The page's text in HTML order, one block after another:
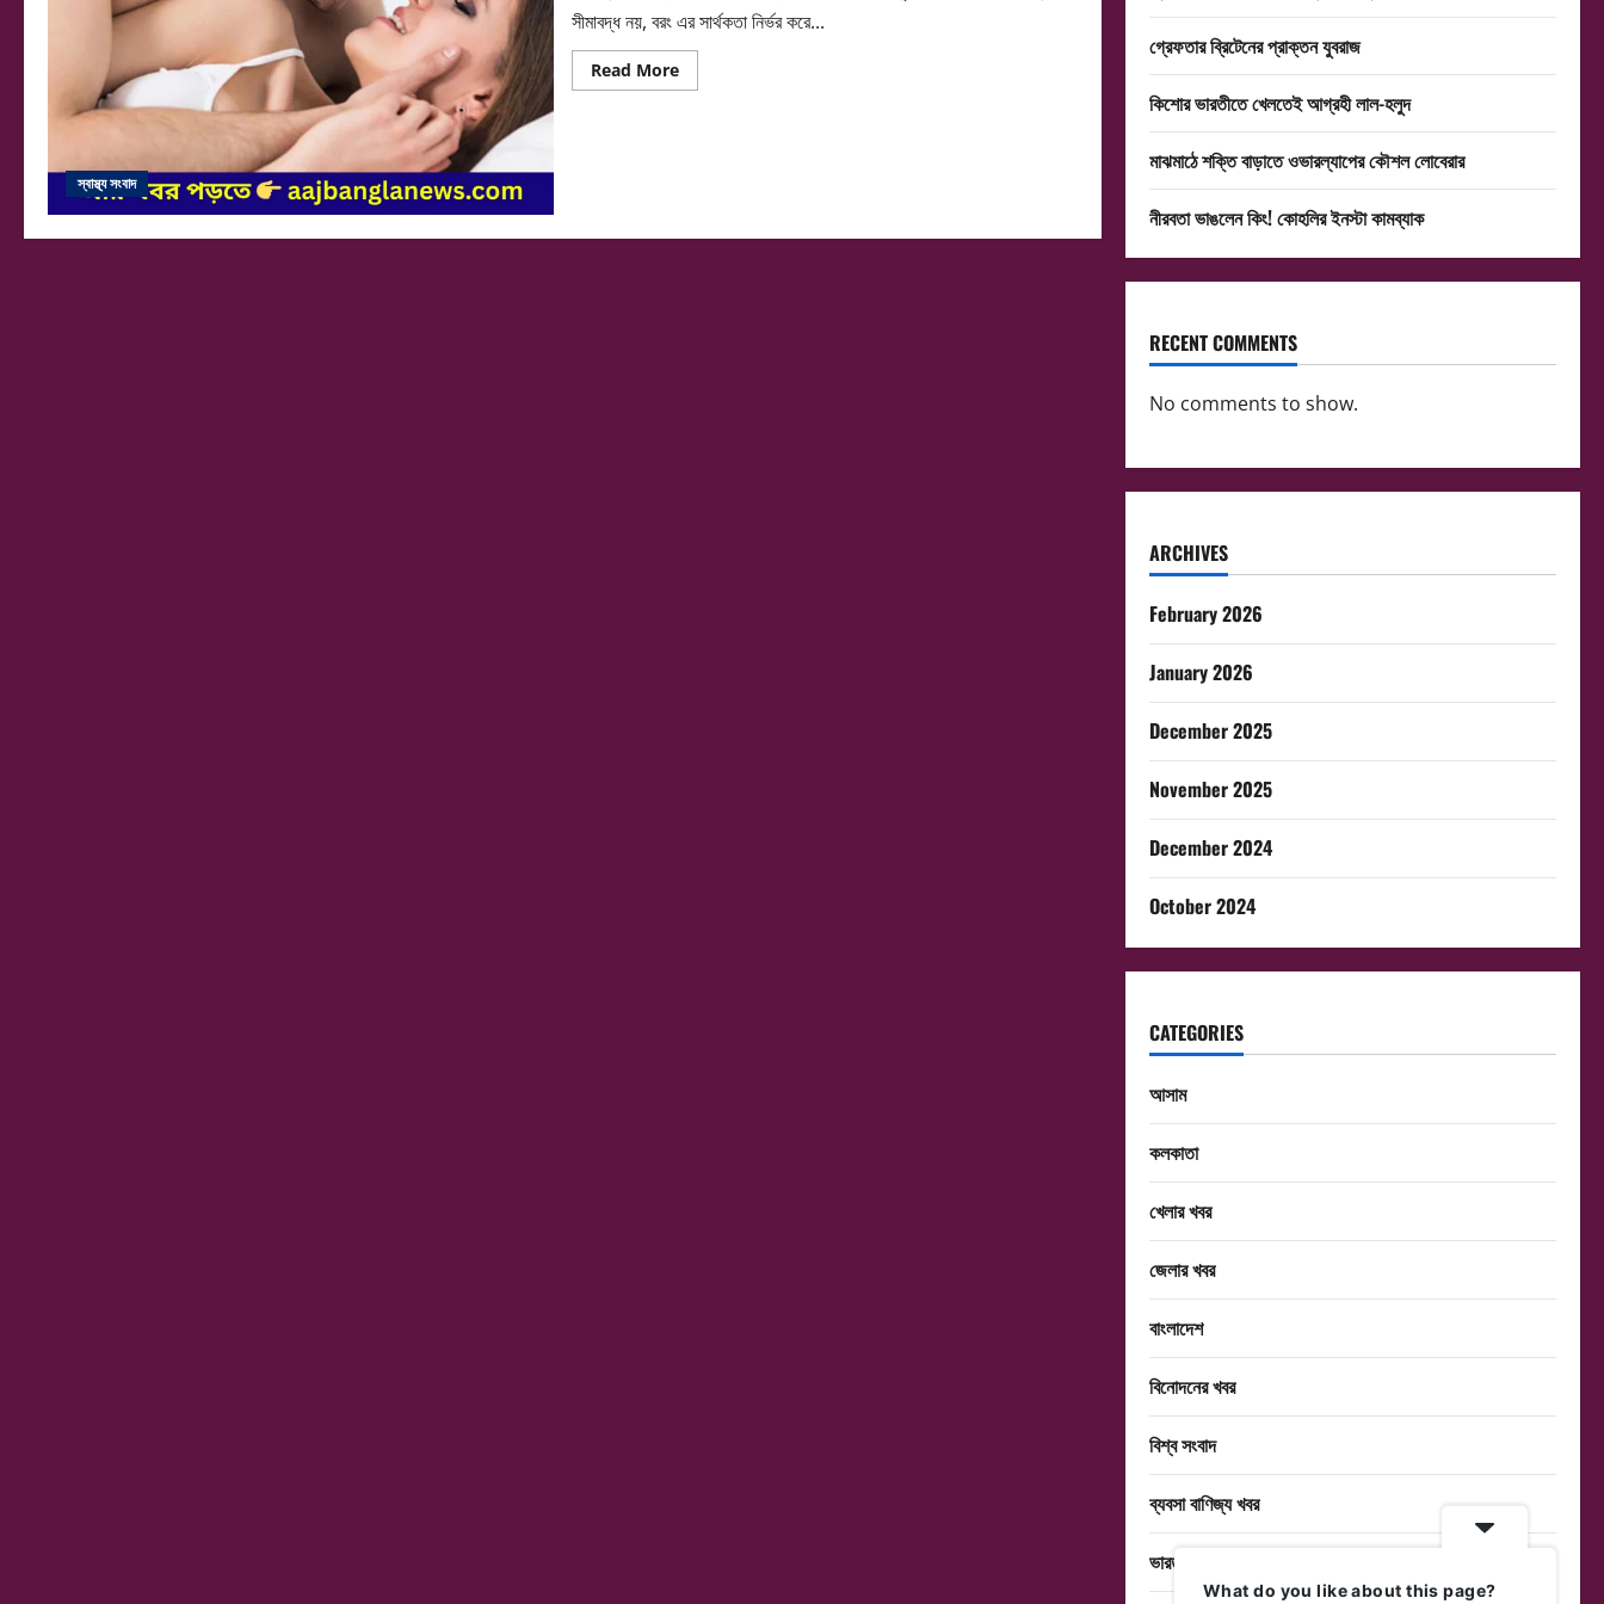
স্বাস্থ্য সংবাদ
সীমাবদ্ধ নয়, বরং এর সার্থকতা নির্ভর করে...
Read MoreRead
more
গ্রেফতার ব্রিটেনের প্রাক্তন যুবরাজ
কিশোর ভারতীতে খেলতেই আগ্রহী লাল-হলুদ
মাঝমাঠে শক্তি বাড়াতে ওভারল্যাপের কৌশল লোবেরার
নীরবতা ভাঙলেন কিং! কোহলির ইনস্টা কামব্যাক
RECENT COMMENTS
No comments to show.
ARCHIVES
February 2026
January 2026
December 2025
November 2025
December 2024
October 2024
CATEGORIES
আসাম
কলকাতা
খেলার খবর
জেলার খবর
বাংলাদেশ
বিনোদনের খবর
বিশ্ব সংবাদ
ব্যবসা বাণিজ্য খবর
ভারত
What do you like about this page?